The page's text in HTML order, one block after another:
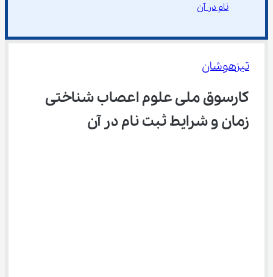
نام در آن
تیزهوشان
کارسوق ملی علوم اعصاب شناختی
زمان و شرایط ثبت نام در آن